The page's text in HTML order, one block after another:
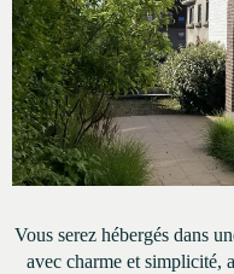
Vous serez hébergés dans
avec charme et simplicité,